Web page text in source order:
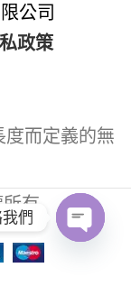
公司
政策
而定義的無
所有
們